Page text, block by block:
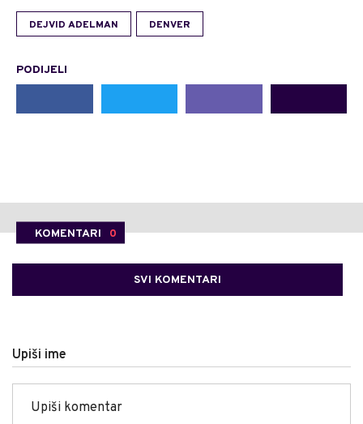
DEJVID ADELMAN DENVER
PODIJELI
KOMENTARI 0
SVI KOMENTARI
Upiši ime